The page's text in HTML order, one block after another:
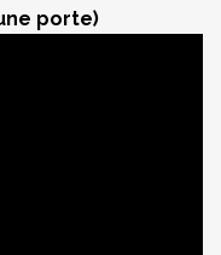
porte)